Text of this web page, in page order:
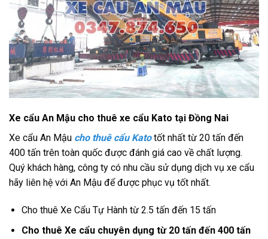
Xe cẩu An Mậu cho thuê xe cẩu Kato tại Đồng Nai
Xe cẩu An Mậu cho thuê cẩu Katotốt nhất từ 20 tấn đến
400 tấn trên toàn quốc được đánh giá cao về chất lượng.
Quý khách hàng, công ty có nhu cầu sử dụng dịch vụ xe cẩu
hãy liên hệ với An Mậu để được phục vụ tốt nhất.
Cho thuê Xe Cẩu Tự Hành từ 2.5 tấn đến 15 tấn
Cho thuê Xe cẩu chuyên dụng từ 20 tấn đến 400 tấn